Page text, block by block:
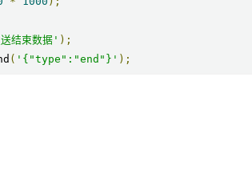
结束数据' );
( '{"type":"end"}' );